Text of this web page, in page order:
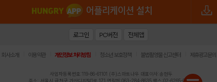
로그인 PC버전 전체앱
회사소개 이용약관 개인정보 처리방침 청소년 보호정책 불법촬영물 신고센터 제휴광고문의
사업자등록번호:119-86-61101 (주)스마트나우 대표이사:송현두
주소: 서울시 금천구 가산디지털1로 171 연락처:063-284-8635 팩스:02-6265-0377